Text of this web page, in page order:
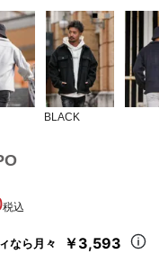
BLACK
税込
なら月々 ￥3,593